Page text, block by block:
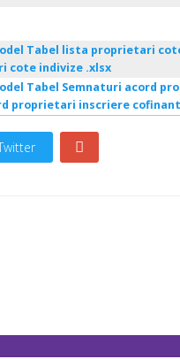
cote indivize .xlsx
proprietari inscriere